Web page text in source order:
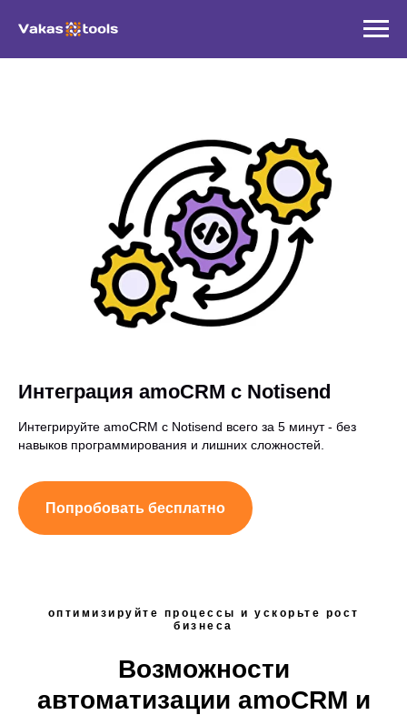
Интеграция amoCRM с Notisend
Интегрируйте amoCRM с Notisend всего за 5 минут - без
навыков программирования и лишних сложностей.
Попробовать бесплатно
оптимизируйте процессы и ускорьте рост
бизнеса
Возможности
автоматизации amoCRM и